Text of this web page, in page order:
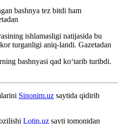
bashnya tez bitdi ham
ishlamasligi natijasida bu
turganligi aniq-landi. Gazetadan
bashnyasi qad koʻtarib turibdi.
Sinonim.uz saytida qidirib
Lotin.uz sayti tomonidan